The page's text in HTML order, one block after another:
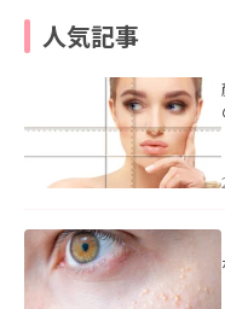
人気記事